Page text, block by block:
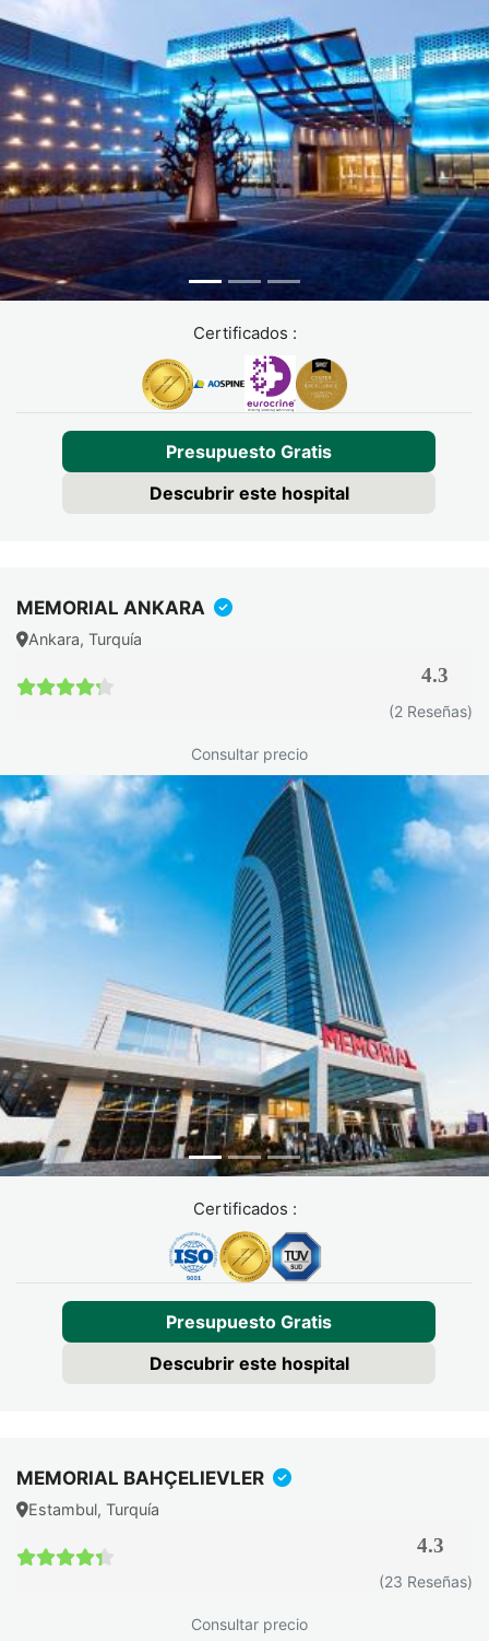
ayuda a mantener una buena salud general y puede
mejorar el bienestar.
Certificados :
Presupuesto Gratis
Descubrir este hospital
MEMORIAL ANKARA
Ankara, Turquía
4.3
(2 Reseñas)
Consultar precio
Certificados :
Presupuesto Gratis
Descubrir este hospital
MEMORIAL BAHÇELIEVLER
Estambul, Turquía
4.3
(23 Reseñas)
Consultar precio